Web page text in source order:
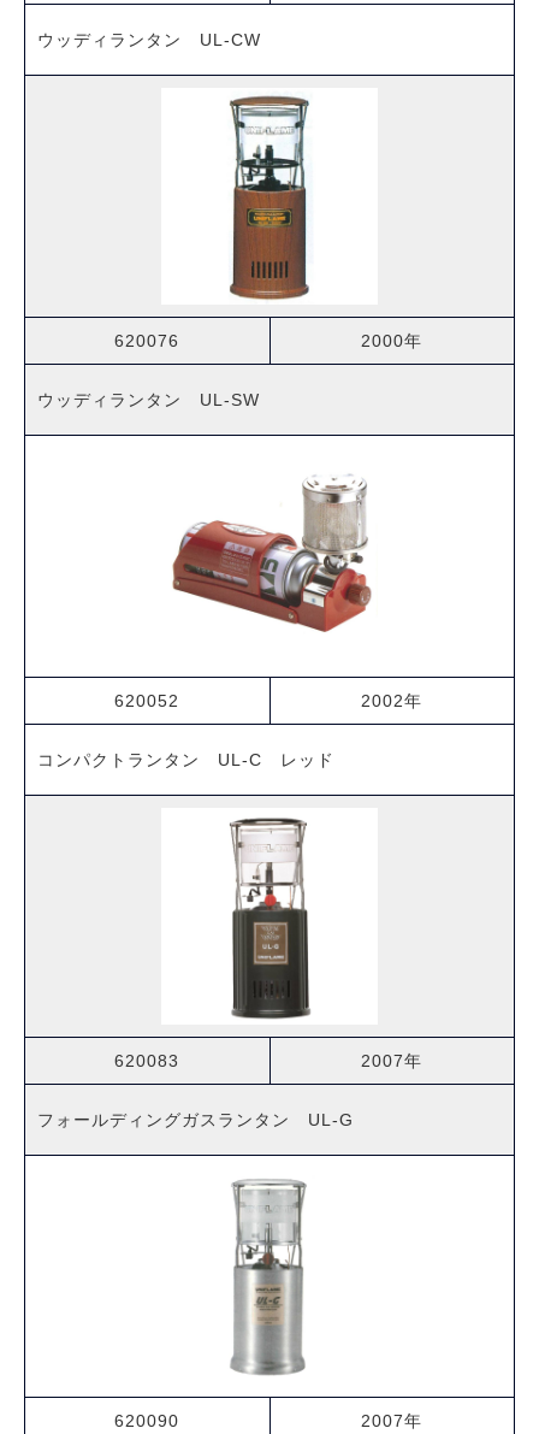
ウッディランタン UL-CW
620076
ウッディランタン UL-SW
2000年
620052
コンパクトランタン UL-C レッド
2002年
620083
フォールディングガスランタン UL-G
2007年
620090 2007年